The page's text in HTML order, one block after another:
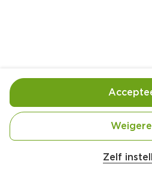
Handige informatie over dit
On the way to Planet
Zelf